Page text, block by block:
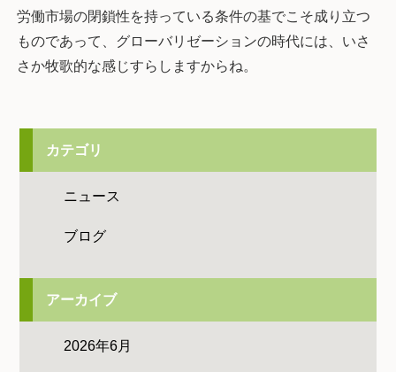
労働市場の閉鎖性を持っている条件の基でこそ成り立つ
ものであって、グローバリゼーションの時代には、いさ
さか牧歌的な感じすらしますからね。
カテゴリ
ニュース
ブログ
アーカイブ
2026年6月